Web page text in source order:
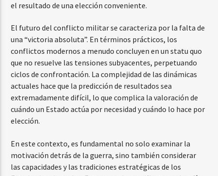
el resultado de una elección conveniente.
El futuro del conflicto militar se caracteriza por la falta de
una “victoria absoluta”. En términos prácticos, los
conflictos modernos a menudo concluyen en un statu quo
que no resuelve las tensiones subyacentes, perpetuando
ciclos de confrontación. La complejidad de las dinámicas
actuales hace que la predicción de resultados sea
extremadamente difícil, lo que complica la valoración de
cuándo un Estado actúa por necesidad y cuándo lo hace por
elección.
En este contexto, es fundamental no solo examinar la
motivación detrás de la guerra, sino también considerar
las capacidades y las tradiciones estratégicas de los